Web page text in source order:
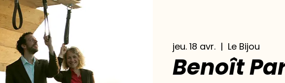
jeu. 18 avr.
  |
Le Bijou
Benoît